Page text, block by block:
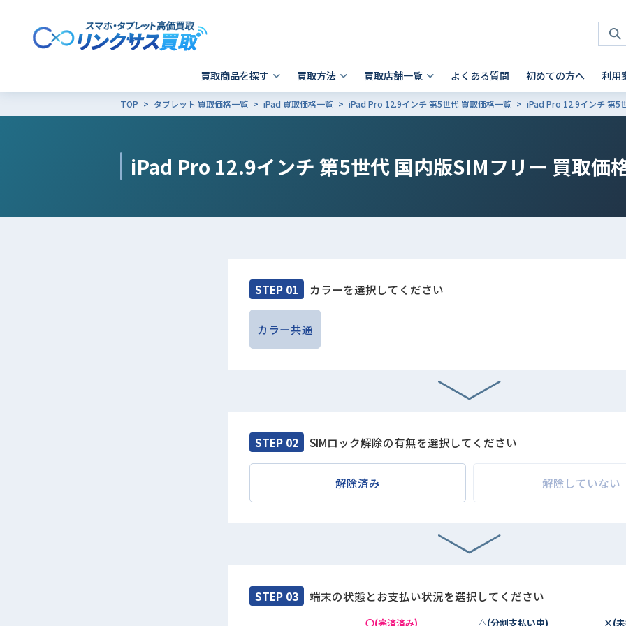
買取商品を探す
- Xperia
- Galaxy Tab
- Surface
買取方法 買取店舗一覧
- 品川 ウィング高輪店
よくある質問 初めての方へ 利用
TOP タブレット 買取価格一覧 iPad 買取価格一覧 iPad Pro 12.9インチ 第5世代 買取価格一覧 iPad Pro 12.9インチ 第5
iPad Pro 12.9インチ 第5世代 国内版SIMフリー 買取価
STEP 01 カラーを選択してください
カラー共通
STEP 02 SIMロック解除の有無を選択してください
解除済み 解除していない
STEP 03 端末の状態とお支払い状況を選択してください
〇(完済済み) △(分割支払い中) ×(未